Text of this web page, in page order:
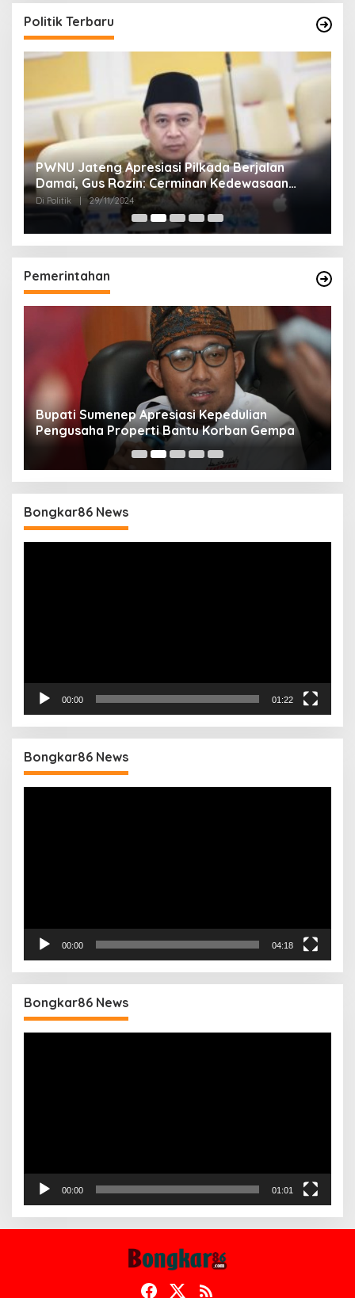
Politik Terbaru
PWNU Jateng Apresiasi Pilkada Berjalan
Damai, Gus Rozin: Cerminan Kedewasaan
Politik Masyarakat
Di Politik 29/11/2024
Pemerintahan
Bupati Sumenep Apresiasi Kepedulian
Pengusaha Properti Bantu Korban Gempa
Bongkar86 News
00:00 01:22
Bongkar86 News
00:00 04:18
Bongkar86 News
00:00 01:01